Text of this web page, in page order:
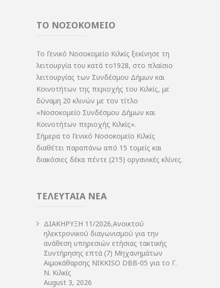
ΤΟ ΝΟΣΟΚΟΜΕΙΟ
Το Γενικό Νοσοκομείο Κιλκίς ξεκίνησε τη
λειτουργία του κατά το1928, στο πλαίσιο
λειτουργίας των Συνδέσμου Δήμων και
Κοινοτήτων της περιοχής του Κιλκίς, με
δύναμη 20 κλινών με τον τίτλο
«Νοσοκομείο Συνδέσμου Δήμων και
Κοινοτήτων περιοχής Κιλκίς».
Σήμερα το Γενικό Νοσοκομείο Κιλκίς
διαθέτει παραπάνω από 15 τομείς και
διακόσιες δέκα πέντε (215) οργανικές κλίνες.
ΤΕΛΕΥΤΑΙΑ ΝΕΑ
ΔIΑΚΗΡΥΞΗ 11/2026,Ανοικτού
ηλεκτρονικού διαγωνισμού για την
ανάθεση υπηρεσιών ετήσιας τακτικής
Συντήρησης επτά (7) Μηχανημάτων
Αιμοκάθαρσης NIKKISO DBB-05 για το Γ.
Ν. Κιλκίς
August 3, 2026